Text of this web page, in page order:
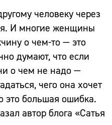
человеку через
И многие женщины
о чем-то — это
думают, что если
о чем не надо —
чего она хочет
это большая ошибка.
автор блога «Сатья